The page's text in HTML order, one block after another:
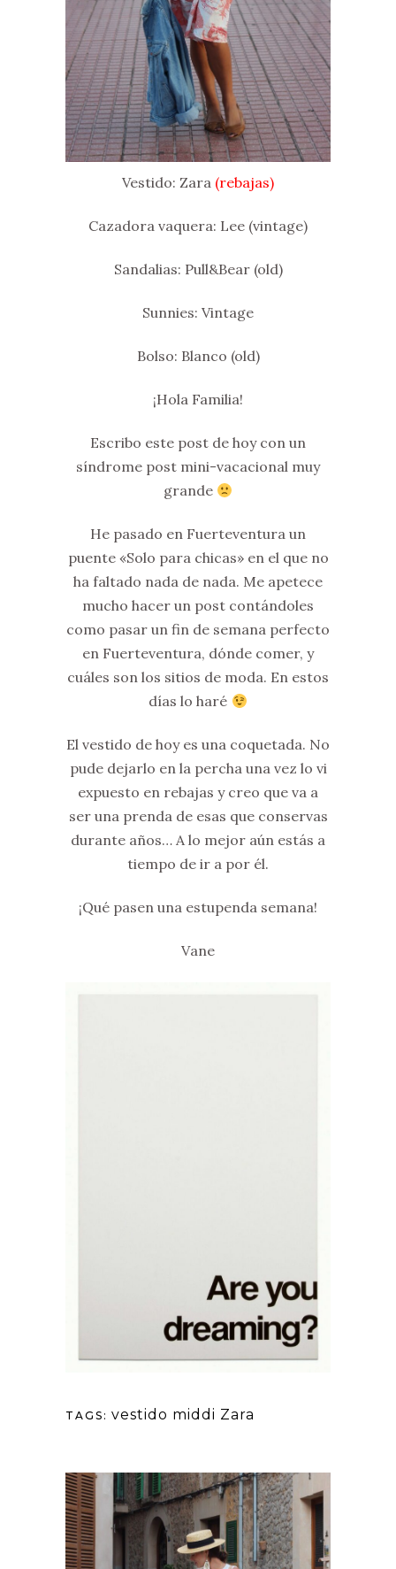
Vestido: Zara (rebajas)
Cazadora vaquera: Lee (vintage)
Sandalias: Pull&Bear (old)
Sunnies: Vintage
Bolso: Blanco (old)
¡Hola Familia!
Escribo este post de hoy con un
síndrome post mini-vacacional muy
grande
He pasado en Fuerteventura un
puente «Solo para chicas» en el que no
ha faltado nada de nada. Me apetece
mucho hacer un post contándoles
como pasar un fin de semana perfecto
en Fuerteventura, dónde comer, y
cuáles son los sitios de moda. En estos
días lo haré
El vestido de hoy es una coquetada. No
pude dejarlo en la percha una vez lo vi
expuesto en rebajas y creo que va a
ser una prenda de esas que conservas
durante años… A lo mejor aún estás a
tiempo de ir a por él.
¡Qué pasen una estupenda semana!
Vane
TAGS: vestido middi Zara